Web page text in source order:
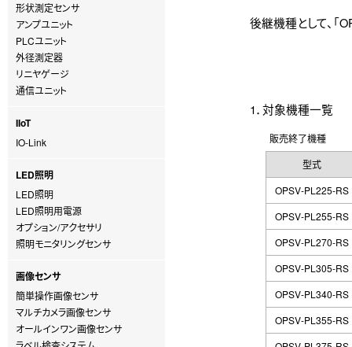
形状測定センサ
アンプユニット
PLCユニット
外径測定器
リニヤゲージ
通信ユニット
IIoT
IO-Link
LED照明
LED照明
LED照明用電源
オプション/アクセサリ
照明モニタリングセンサ
画像センサ
簡単操作画像センサ
マルチカメラ画像センサ
オールインワン画像センサ
後継機種として、「
1．対象機種一覧
販売終了機種
型式
OPSV-PL225-RS
OPSV-PL255-RS
OPSV-PL270-RS
OPSV-PL305-RS
OPSV-PL340-RS
OPSV-PL355-RS